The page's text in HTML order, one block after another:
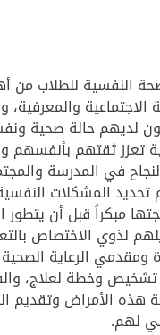
النفسية للطلاب من
الاجتماعية والمعرفية،
لديهم حالة صحية
تعزز ثقتهم بأنفسهم
في المدرسة
تحديد المشكلات
مبكراً قبل أن يتطور
لذوي الاختصاص
ومقدمي الرعاية الصحية
وخطة لعلاج،
هذه الأمراض وتقديم
لهم.